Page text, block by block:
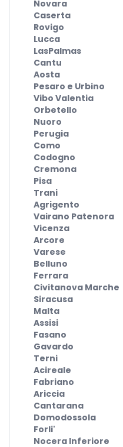
Novara
Caserta
Rovigo
Lucca
LasPalmas
Cantu
Aosta
Pesaro e Urbino
Vibo Valentia
Orbetello
Nuoro
Perugia
Como
Codogno
Cremona
Pisa
Trani
Agrigento
Vairano Patenora
Vicenza
Arcore
Varese
Belluno
Ferrara
Civitanova Marche
Siracusa
Malta
Assisi
Fasano
Gavardo
Terni
Acireale
Fabriano
Ariccia
Cantarana
Domodossola
Forli'
Nocera Inferiore